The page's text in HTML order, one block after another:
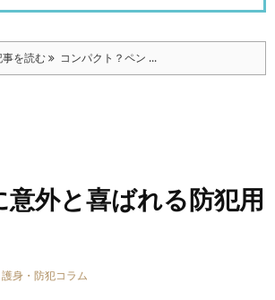
事を読む コンパクト？ペン ...
意外と喜ばれる防犯用
護身・防犯コラム